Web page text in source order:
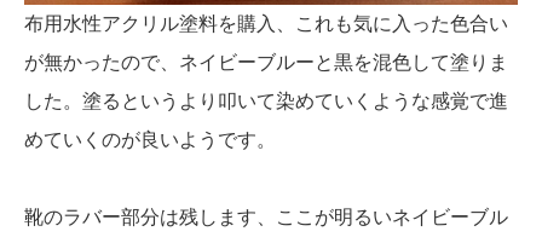
布用水性アクリル塗料を購入、これも気に入った色合い
が無かったので、ネイビーブルーと黒を混色して塗りま
した。塗るというより叩いて染めていくような感覚で進
めていくのが良いようです。
靴のラバー部分は残します、ここが明るいネイビーブル